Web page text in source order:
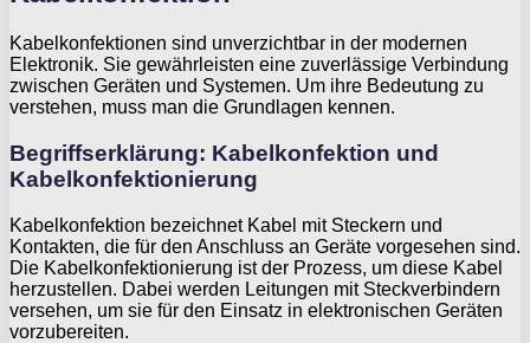
Kabelkonfektionen sind unverzichtbar in der modernen
Elektronik. Sie gewährleisten eine zuverlässige Verbindung
zwischen Geräten und Systemen. Um ihre Bedeutung zu
verstehen, muss man die Grundlagen kennen.
Begriffserklärung: Kabelkonfektion und
Kabelkonfektionierung
Kabelkonfektion bezeichnet Kabel mit Steckern und
Kontakten, die für den Anschluss an Geräte vorgesehen sind.
Die Kabelkonfektionierung ist der Prozess, um diese Kabel
herzustellen. Dabei werden Leitungen mit Steckverbindern
versehen, um sie für den Einsatz in elektronischen Geräten
vorzubereiten.